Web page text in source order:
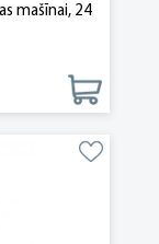
mašīnai, 24